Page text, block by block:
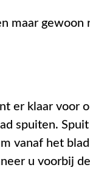
maar
er klaar voor
spuiten.
vanaf het
u voorbij